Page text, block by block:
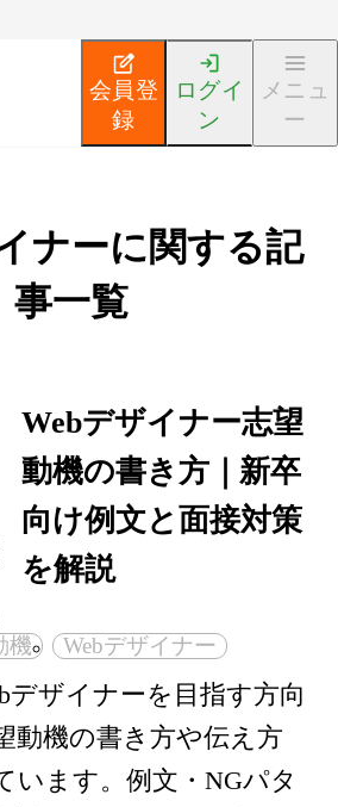
会員登
録
ログイ
ン
メニュ
ー
ナーに関する記
事一覧
Webデザイナー志望
動機の書き方｜新卒
向け例文と面接対策
を解説
機 Webデザイナー
デザイナーを目指す方向
動機の書き方や伝え方
います。例文・NGパタ